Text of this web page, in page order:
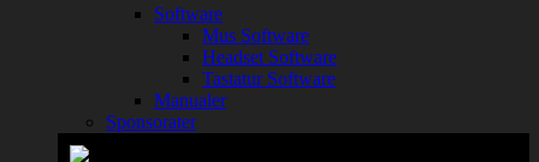
Software
Mus Software
Headset Software
Tastatur Software
Manualer
Sponsorater